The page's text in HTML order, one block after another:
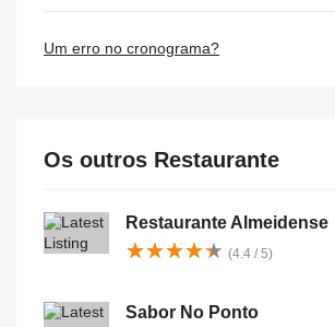
Um erro no cronograma?
Os outros Restaurante
Restaurante Almeidense
★★★★★
★★★★★ (4.4 / 5)
Sabor No Ponto